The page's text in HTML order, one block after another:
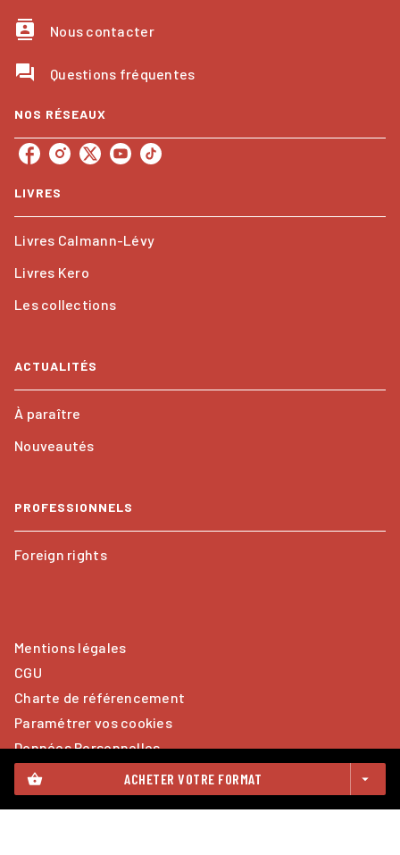
shopping_basket ACHETER VOTRE FORMAT arrow_drop_down
contacts Nous contacter
question_answer Questions fréquentes
NOS RÉSEAUX
LIVRES
Livres Calmann-Lévy
Livres Kero
Les collections
ACTUALITÉS
À paraître
Nouveautés
PROFESSIONNELS
Foreign rights
Mentions légales
CGU
Charte de référencement
Paramétrer vos cookies
Données Personnelles